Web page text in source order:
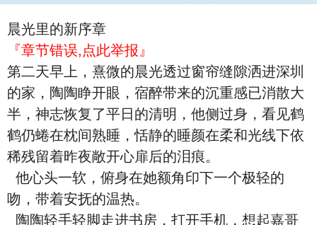
晨光里的新序章
『章节错误,点此举报』
第二天早上，熹微的晨光透过窗帘缝隙洒进深圳
的家，陶陶睁开眼，宿醉带来的沉重感已消散大
半，神志恢复了平日的清明，他侧过身，看见鹤
鹤仍蜷在枕间熟睡，恬静的睡颜在柔和光线下依
稀残留着昨夜敞开心扉后的泪痕。
他心头一软，俯身在她额角印下一个极轻的
吻，带着安抚的温热。
陶陶轻手轻脚走进书房，打开手机，想起嘉哥